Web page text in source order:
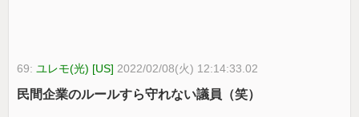
69:ユレモ(光) [US] 2022/02/08(火) 12:14:33.02
民間企業のルールすら守れない議員（笑）